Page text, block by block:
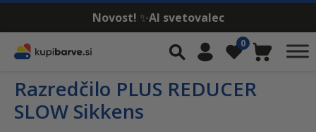
Novost! ✨AI svetovalec
Skip to content
IskalnikMoj račun
Seznam želja
0
Košarica
Razredčilo PLUS REDUCER
SLOW Sikkens